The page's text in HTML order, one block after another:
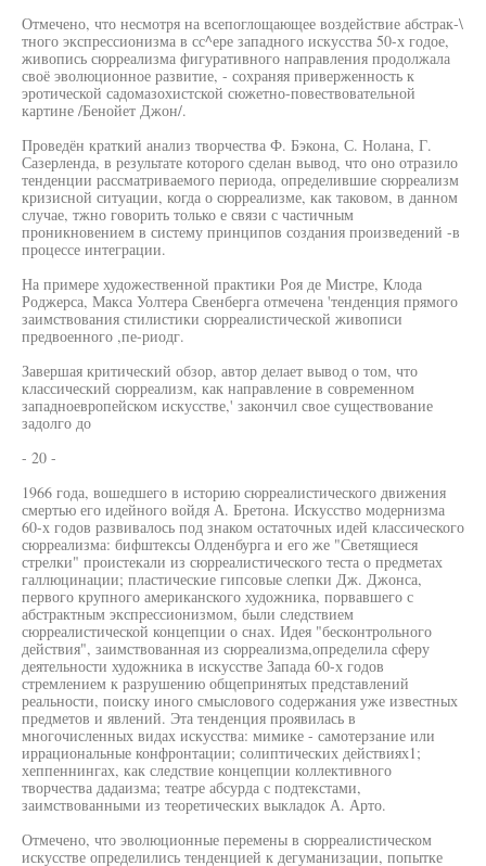
Отмечено, что несмотря на всепоглощающее воздействие абстрак-\
тного экспрессионизма в сс^ере западного искусства 50-х годое,
живопись сюрреализма фигуративного направления продолжала
своё эволюционное развитие, - сохраняя приверженность к
эротической садомазохистской сюжетно-повествовательной
картине /Бенойет Джон/.
Проведён краткий анализ творчества Ф. Бэкона, С. Нолана, Г.
Сазерленда, в результате которого сделан вывод, что оно отразило
тенденции рассматриваемого периода, определившие сюрреализм
кризисной ситуации, когда о сюрреализме, как таковом, в данном
случае, тжно говорить только е связи с частичным
проникновением в систему принципов создания произведений -в
процессе интеграции.
На примере художественной практики Роя де Мистре, Клода
Роджерса, Макса Уолтера Свенберга отмечена 'тенденция прямого
заимствования стилистики сюрреалистической живописи
предвоенного ,пе-риодг.
Завершая критический обзор, автор делает вывод о том, что
классический сюрреализм, как направление в современном
западноевропейском искусстве,' закончил свое существование
задолго до
- 20 -
1966 года, вошедшего в историю сюрреалистического движения
смертью его идейного войдя А. Бретона. Искусство модернизма
60-х годов развивалось под знаком остаточных идей классического
сюрреализма: бифштексы Олденбурга и его же "Светящиеся
стрелки" проистекали из сюрреалистического теста о предметах
галлюцинации; пластические гипсовые слепки Дж. Джонса,
первого крупного американского художника, порвавшего с
абстрактным экспрессионизмом, были следствием
сюрреалистической концепции о снах. Идея "бесконтрольного
действия", заимствованная из сюрреализма,определила сферу
деятельности художника в искусстве Запада 60-х годов
стремлением к разрушению общепринятых представлений
реальности, поиску иного смыслового содержания уже известных
предметов и явлений. Эта тенденция проявилась в
многочисленных видах искусства: мимике - самотерзание или
иррациональные конфронтации; солиптических действиях1;
хеппеннингах, как следствие концепции коллективного
творчества дадаизма; театре абсурда с подтекстами,
заимствованными из теоретических выкладок А. Арто.
Отмечено, что эволюционные перемены в сюрреалистическом
искусстве определились тенденцией к дегуманизации, попытке